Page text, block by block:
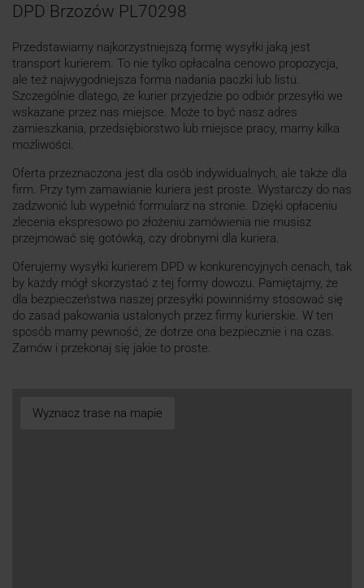
DPD Brzozów PL70298
Przedstawiamy najkorzystniejszą formę wysyłki jaką jest
transport kurierem. To nie tylko opłacalna cenowo propozycja,
ale też najwygodniejsza forma nadania paczki lub listu.
Szczególnie dlatego, że kurier przyjedzie po odbiór przesyłki we
wskazane przez nas miejsce. Może to być nasz adres
zamieszkania, przedsiębiorstwo lub miejsce pracy, mamy kilka
możliwości.
Oferta przeznaczona jest dla osób indywidualnych, ale także dla
firm. Przy tym zamawianie kuriera jest proste. Wystarczy do nas
zadzwonić lub wypełnić formularz na stronie. Dzięki opłaceniu
zlecenia ekspresowo po złożeniu zamówienia nie musisz
przejmować się gotówką, czy drobnymi dla kuriera.
Oferujemy wysyłki kurierem DPD w konkurencyjnych cenach, tak
by każdy mógł skorzystać z tej formy dowozu. Pamiętajmy, że
dla bezpieczeństwa naszej przesyłki powinniśmy stosować się
do zasad pakowania ustalonych przez firmy kurierskie. W ten
sposób mamy pewność, że dotrze ona bezpiecznie i na czas.
Zamów i przekonaj się jakie to proste.
Wyznacz trase na mapie